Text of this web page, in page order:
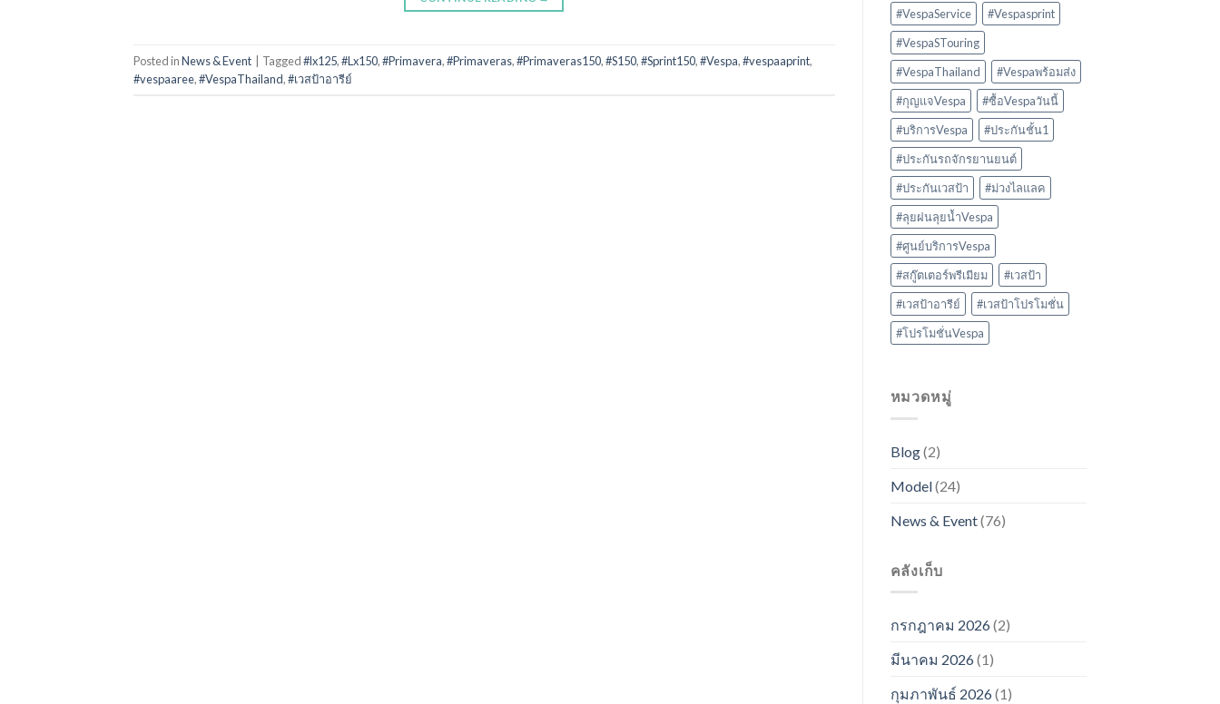
Posted inNews & Event Tagged#lx125,#Lx150,#Primavera,#Primaveras,#Primaveras150,#S150,#Sprint150,#Vespa,#vespaaprint,
#vespaaree,#VespaThailand,#เวสป้าอารีย์
#VespaService
#Vespasprint
#VespaSTouring
#VespaThailand
#Vespaพร้อมส่ง
#กุญแจVespa
#ซื้อVespaวันนี้
#บริการVespa
#ประกันชั้น1
#ประกันรถจักรยานยนต์
#ประกันเวสป้า
#ม่วงไลแลค
#ลุยฝนลุยน้ำVespa
#ศูนย์บริการVespa
#สกู๊ตเตอร์พรีเมียม
#เวสป้า
#เวสป้าอารีย์
#เวสป้าโปรโมชั่น
#โปรโมชั่นVespa
หมวดหมู่
Blog(2)
Model(24)
News & Event(76)
คลังเก็บ
กรกฎาคม 2026(2)
มีนาคม 2026(1)
กุมภาพันธ์ 2026(1)